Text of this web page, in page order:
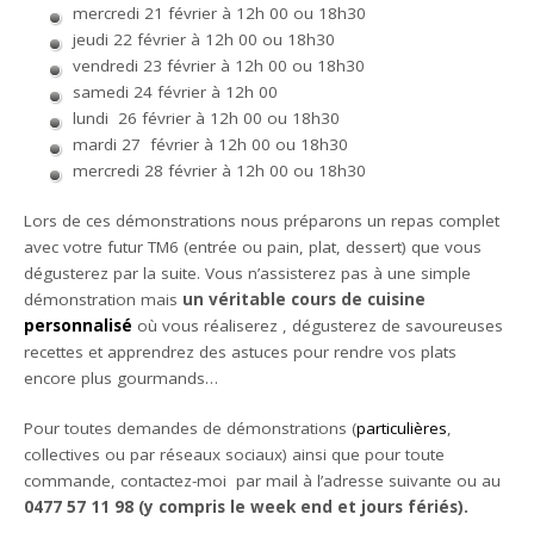
mercredi 21 février à 12h 00 ou 18h30
jeudi 22 février à 12h 00 ou 18h30
vendredi 23 février à 12h 00 ou 18h30
samedi 24 février à 12h 00
lundi 26 février à 12h 00 ou 18h30
mardi 27 février à 12h 00 ou 18h30
mercredi 28 février à 12h 00 ou 18h30
Lors de ces démonstrations nous préparons un repas complet
avec votre futur TM6 (entrée ou pain, plat, dessert) que vous
dégusterez par la suite. Vous n’assisterez pas à une simple
démonstration mais un véritable cours de cuisine
personnalisé où vous réaliserez , dégusterez de savoureuses
recettes et apprendrez des astuces pour rendre vos plats
encore plus gourmands…
Pour toutes demandes de démonstrations (particulières,
collectives ou par réseaux sociaux) ainsi que pour toute
commande, contactez-moi par mail à l’adresse suivante ou au
0477 57 11 98 (y compris le week end et jours fériés).